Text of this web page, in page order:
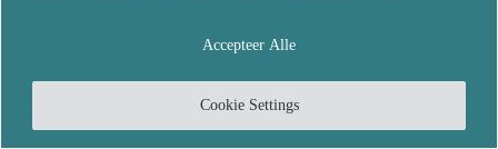
Cookie Settings
Accepteer Alle
september 17, 2021 Bij 15:25
meerderheid zijn. Zo werkt het ook in het groot.
De VS valt toch ook geen landen aan die zelf ook